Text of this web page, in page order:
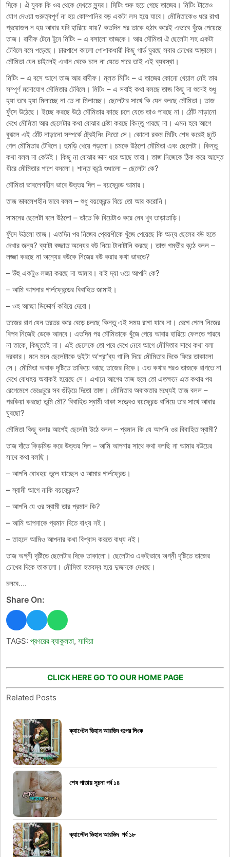
দিকে। ঐ যুবক কি ওর থেকে দেখতে সুন্দর। মিটিং শুরু হয়ে গেছে তাজের। মিটিং টাতেও
যোগ দেওয়া গুরুত্বপূর্ণ না হয় কোম্পানির বড় একটা লস হয়ে যাবে। মৌমিতাকেও ধরে রাখা
প্রয়োজন ন হয় আবার যদি হারিয়ে যায়? কতদিন পর তাকে হঠাৎ করেই এভাবে খুঁজে পেয়েছে
তাজ। রাদীফ টেনে টুনে মিটিং – এ বসালো তাজকে। আর মৌমিতা ঐ ছেলেটা সহ একটা
টেবিলে বসে পড়েছে। চারপাশে কালো পোশাকধারী কিছু গার্ড ঘুরছে সবার চোখের আড়ালে।‌
মৌমিতা যেন চাইলেই এখান থেকে চলে না যেতে পারে তাই এই ব্যবস্থা।
মিটিং – এ বসে আশে তাজ আর রাদীফ। মূলত মিটিং – এ তাজের কোনো খেয়াল নেই তার
সম্পূর্ণ মনোযোগ মৌমিতার টেবিলে। মিটিং – এ সবাই কথা বলছে তাজ কিছু না শুনেই শুধু
হ্যা তবে হ্যা মিলাচ্ছে না তে না মিলাচ্ছে। ছেলেটার সাথে কি যেন বলছে মৌমিতা। তাজ
ফুঁসে উঠেছে। ইচ্ছে করছে উঠে মৌমিতার কাছে চলে যেতে তাও পারছে না। ঠোঁট নাড়ানো
দেখে মৌমিতা আর ছেলেটার কথা বোঝার চেষ্টা করছে কিন্তু পারছে না। এমন হবে আগে
বুঝলে এই ঠোঁট নাড়ানো সম্পর্কে ট্রেইনিং নিতো সে‌। কোনো রকম মিটিং শেষ করেই ছুটে
গেল মৌমিতার টেবিলে। হুমড়ি খেয়ে পড়লো। চমকে উঠলো মৌমিতা এবং ছেলেটা। কিন্তু
কথা বলল না কেউই। কিছু না বোঝার ভান ধরে আছে তারা। তাজ নিজেকে ঠিক করে আস্তে
ধীরে মৌমিতার পাশে বসলো। শান্ত কন্ঠে শুধালো – ছেলেটা কে?
মৌমিতা ভাবলেশহীন ভাবে উত্তর দিল – বয়ফ্রেন্ড আমার।
তাজ ভাবলেশহীন ভাবে বলল – শুধু বয়ফ্রেন্ড বিয়ে তো আর করোনি।
সামনের ছেলেটা বলে উঠলো – তাঁতে কি বিয়েটাও করে নেব খুব তাড়াতাড়ি।
ফুঁসে উঠলো তাজ। এতদিন পর নিজের প্রেয়শীকে খুঁজে পেয়েছে কি অন্য ছেলের বউ হতে
দেখার জন্য? ব্যাটা বজ্জাত অন্যের বউ নিয়ে টানাটানি করছে। তাজ গম্ভীর কন্ঠে বলল –
লজ্জা করছে না অন্যের বউকে নিজের বউ করার কথা ভাবতে?
– উঁহু একটুও লজ্জা করছে না আমার। বাই দ্যা ওয়ে আপনি কে?
– আমি আপনার গার্লফ্রেন্ডের বিবাহিত জামাই।
– ওহ আচ্ছা ডিভোর্স করিয়ে দেবো।
তাজের রাগ যেন তরতর করে বেড়ে চলছে কিন্তু এই সময় রাগা যাবে না। রেগে গেলে নিজের
বিপদ নিজেই ডেকে আনবে। এতদিন পর মৌমিতাকে খুঁজে পেয়ে আবার হারিয়ে ফেলতে পারবে
না তাকে, কিছুতেই না। এই ছেলেকে তো পরে দেখে নেবে আগে মৌমিতার সাথে কথা বলা
দরকার। মনে মনে ছেলেটাকে দুইটা অ’শ্রা’ব্য গা’লি দিয়ে মৌমিতার দিকে ফিরে তাকালো
সে। মৌমিতা অবাক দৃষ্টিতে তাকিয়ে আছে তাজের দিকে। এত কথার পরও তাজকে রাগতে না
দেখে বোধহয় অবাকই হয়েছে সে। এখানে আগের তাজ হলে তো এতক্ষনে এত কথার পর
রেগেমেগে ভেঙেচুরে সব গুঁড়িয়ে দিতো তাজ। মৌমিতার অবাকতার মধ্যেই তাজ বলল –
পরকিয়া করছো তুমি মৌ? বিবাহিত স্বামী থাকা সত্ত্বেও বয়ফ্রেন্ড বানিয়ে তার সাথে আবার
ঘুরছো?
মৌমিতা কিছু বলার আগেই ছেলেটা উঠে বলল – প্রমান কি যে আপনি ওর বিবাহিত স্বামী?
তাজ দাঁতে কিড়মিড় করে উত্তর দিল – আমি আপনার সাথে কথা বলছি না আমার বউয়ের
সাথে কথা বলছি।
– আপনি বোধহয় ভুলে যাচ্ছেন ও আমার গার্লফ্রেন্ড।
– স্বামী আগে নাকি বয়ফ্রেন্ড?
– আপনি যে ওর স্বামী তার প্রমান কি?
– আমি আপনাকে প্রমান দিতে বাধ্য নই।
– তাহলে আমিও আপনার কথা বিশ্বাস করতে বাধ্য নই।
তাজ অগ্নী দৃষ্টিতে ছেলেটার দিকে তাকালো। ছেলেটাও একইভাবে অগ্নী দৃষ্টিতে তাজের
চোখের দিকে তাকালো। মৌমিতা হতবম্ব হয়ে দুজনকে দেখছে।
চলবে….
Share On:
TAGS: প্রণয়ের ব্যাকুলতা, সাদিয়া
CLICK HERE GO TO OUR HOME PAGE
Related Posts
ক্যাপ্টেন ভিহান আরভিদ গল্পের লিংক
শেষ পাতায় সূচনা পর্ব ১৪
ক্যাপ্টেন ভিহান আরভিদ পর্ব ১৮